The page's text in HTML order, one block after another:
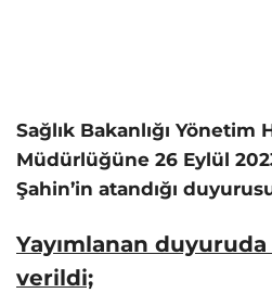
Sağlık Bakanlığı Yönetim
Müdürlüğüne 26 Eylül
Şahin’in atandığı
Yayımlanan
verildi;